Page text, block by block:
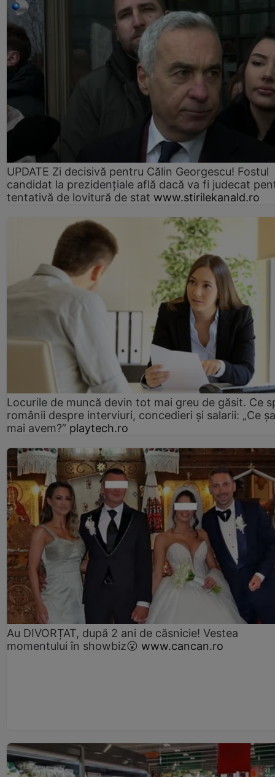
UPDATE Zi decisivă pentru Călin Georgescu! Fostul
candidat la prezidențiale află dacă va fi judecat
tentativă de lovitură de stat www.stirilekanald.ro
Locurile de muncă devin tot mai greu de găsit. Ce
românii despre interviuri, concedieri și salarii: „Ce
mai avem?” playtech.ro
Au DIVORȚAT, după 2 ani de căsnicie! Vestea
momentului în showbiz😮 www.cancan.ro